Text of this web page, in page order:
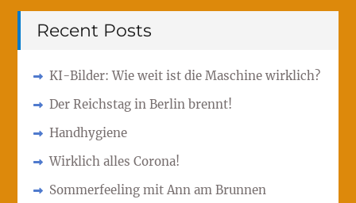
Recent Posts
KI-Bilder: Wie weit ist die Maschine wirklich?
Der Reichstag in Berlin brennt!
Handhygiene
Wirklich alles Corona!
Sommerfeeling mit Ann am Brunnen